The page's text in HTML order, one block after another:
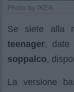
Photo by IKEA
Se siete alla
teenager, date
soppalco,
La versione